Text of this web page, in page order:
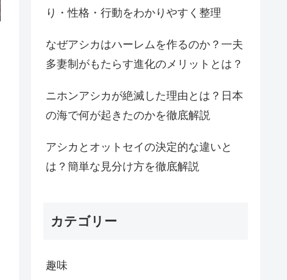
り・性格・行動をわかりやすく整理
なぜアシカはハーレムを作るのか？一夫
多妻制がもたらす進化のメリットとは？
ニホンアシカが絶滅した理由とは？日本
の海で何が起きたのかを徹底解説
アシカとオットセイの決定的な違いと
は？簡単な見分け方を徹底解説
カテゴリー
趣味